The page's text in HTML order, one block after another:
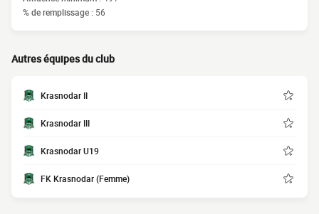
% de remplissage : 56
Autres équipes du club
Krasnodar II
Krasnodar III
Krasnodar U19
FK Krasnodar (Femme)